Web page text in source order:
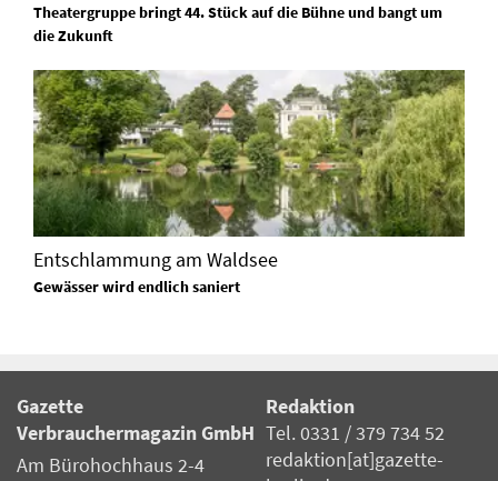
Theatergruppe bringt 44. Stück auf die Bühne und bangt um
die Zukunft
Entschlammung am Waldsee
Gewässer wird endlich saniert
Gazette
Verbrauchermagazin GmbH
Am Bürohochhaus 2-4
Redaktion
Tel. 0331 / 379 734 52
redaktion[at]gazette-